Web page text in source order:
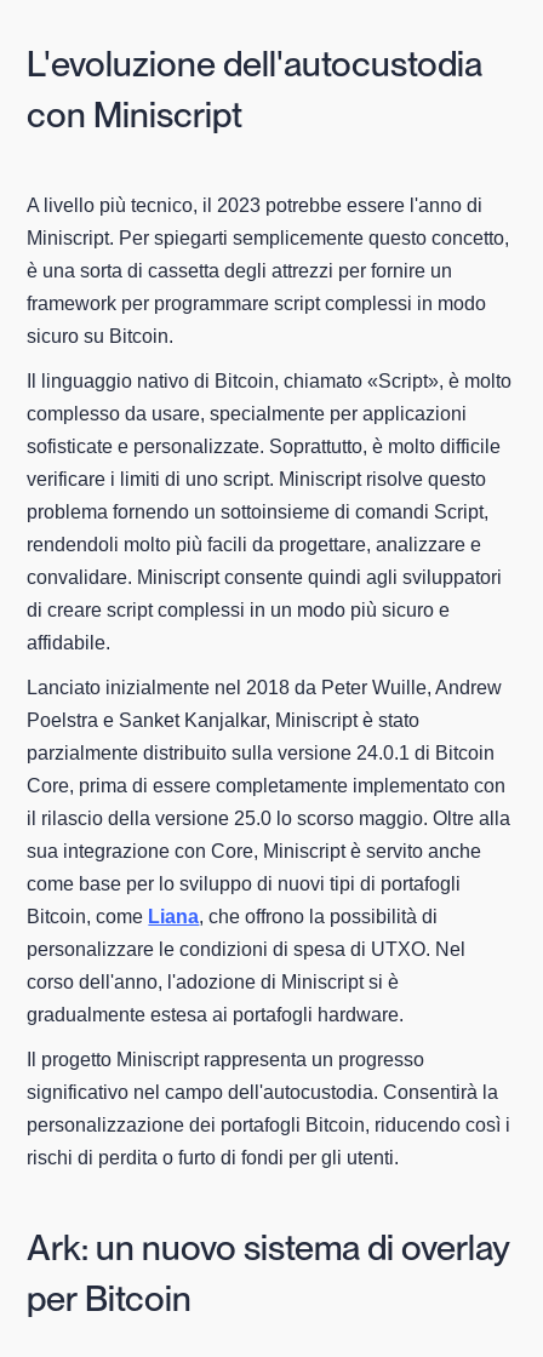
L'evoluzione dell'autocustodia
con Miniscript
A livello più tecnico, il 2023 potrebbe essere l'anno di
Miniscript. Per spiegarti semplicemente questo concetto,
è una sorta di cassetta degli attrezzi per fornire un
framework per programmare script complessi in modo
sicuro su Bitcoin.
Il linguaggio nativo di Bitcoin, chiamato «Script», è molto
complesso da usare, specialmente per applicazioni
sofisticate e personalizzate. Soprattutto, è molto difficile
verificare i limiti di uno script. Miniscript risolve questo
problema fornendo un sottoinsieme di comandi Script,
rendendoli molto più facili da progettare, analizzare e
convalidare. Miniscript consente quindi agli sviluppatori
di creare script complessi in un modo più sicuro e
affidabile.
Lanciato inizialmente nel 2018 da Peter Wuille, Andrew
Poelstra e Sanket Kanjalkar, Miniscript è stato
parzialmente distribuito sulla versione 24.0.1 di Bitcoin
Core, prima di essere completamente implementato con
il rilascio della versione 25.0 lo scorso maggio. Oltre alla
sua integrazione con Core, Miniscript è servito anche
come base per lo sviluppo di nuovi tipi di portafogli
Bitcoin, come Liana, che offrono la possibilità di
personalizzare le condizioni di spesa di UTXO. Nel
corso dell'anno, l'adozione di Miniscript si è
gradualmente estesa ai portafogli hardware.
Il progetto Miniscript rappresenta un progresso
significativo nel campo dell'autocustodia. Consentirà la
personalizzazione dei portafogli Bitcoin, riducendo così i
rischi di perdita o furto di fondi per gli utenti.
Ark: un nuovo sistema di overlay
per Bitcoin